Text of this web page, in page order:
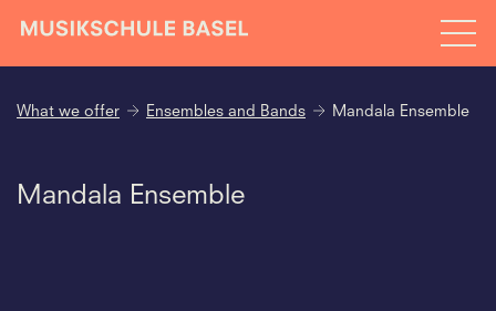
What we offer Ensembles and Bands Mandala Ensemble
Mandala Ensemble